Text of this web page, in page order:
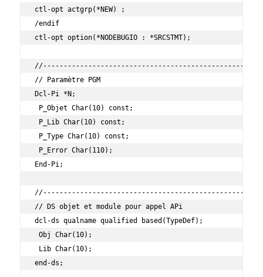
ctl-opt actgrp(*NEW) ;
/endif
ctl-opt option(*NODEBUGIO : *SRCSTMT);
// Paramètre PGM
Dcl-Pi *N;
P_Objet Char(10) const;
P_Lib Char(10) const;
P_Type Char(10) const;
P_Error Char(110);
End-Pi;
// DS objet et module pour appel APi
dcl-ds qualname qualified based(TypeDef);
Obj Char(10);
Lib Char(10);
end-ds;